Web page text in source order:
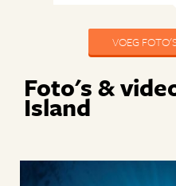
VOEG
Foto's &
Island